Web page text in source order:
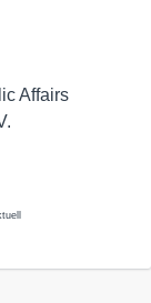
Affairs